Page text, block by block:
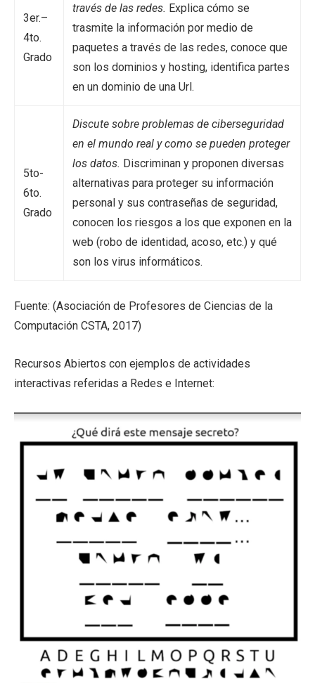
3er.–
4to.
Grado
través de las redes. Explica cómo se
trasmite la información por medio de
paquetes a través de las redes, conoce que
son los dominios y hosting, identifica partes
en un dominio de una Url.
5to-
6to.
Grado
Discute sobre problemas de ciberseguridad
en el mundo real y como se pueden proteger
los datos. Discriminan y proponen diversas
alternativas para proteger su información
personal y sus contraseñas de seguridad,
conocen los riesgos a los que exponen en la
web (robo de identidad, acoso, etc.) y qué
son los virus informáticos.
Fuente: (Asociación de Profesores de Ciencias de la
Computación CSTA, 2017)
Recursos Abiertos con ejemplos de actividades
interactivas referidas a Redes e Internet: